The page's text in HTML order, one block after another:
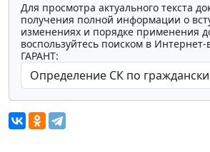
Для просмотра актуального текста
получения полной информации о
изменениях и порядке применения
воспользуйтесь поиском в
ГАРАНТ: